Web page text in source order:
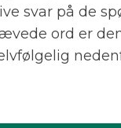
svar på de
ord er